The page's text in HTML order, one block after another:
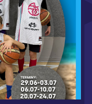
RUSZAMY Z
CZYTAJ